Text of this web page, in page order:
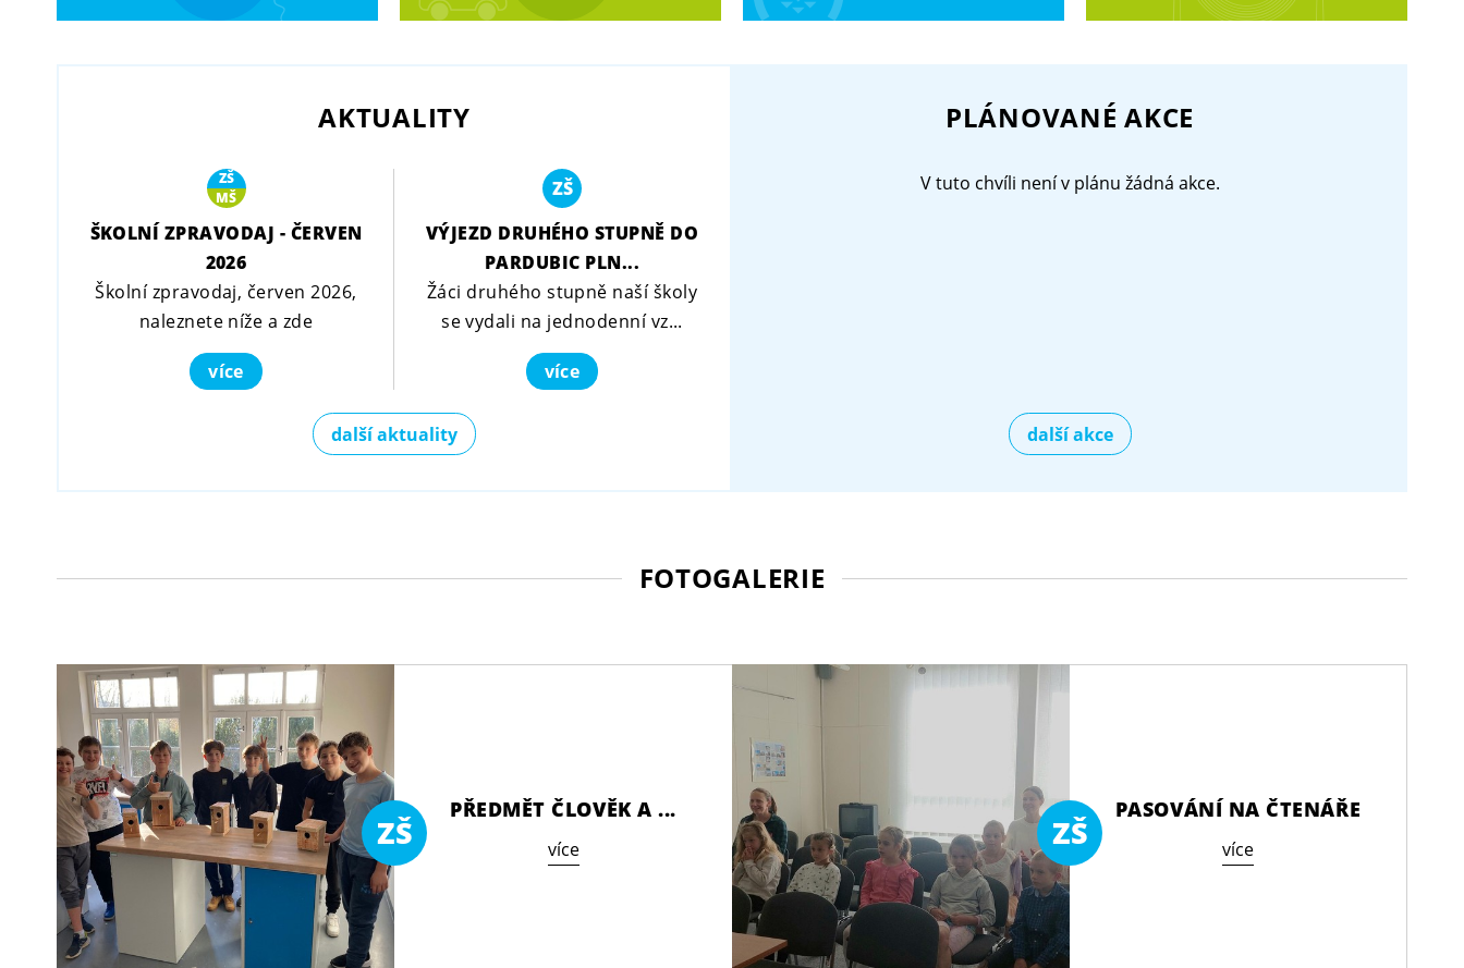
AKTUALITY
ZŠ
MŠ
ŠKOLNÍ ZPRAVODAJ - ČERVEN
2026
Školní zpravodaj, červen 2026,
naleznete níže a zde
více
ZŠ
VÝJEZD DRUHÉHO STUPNĚ DO
PARDUBIC PLN...
Žáci druhého stupně naší školy
se vydali na jednodenní vz...
více
další aktuality
PLÁNOVANÉ AKCE
V tuto chvíli není v plánu žádná akce.
další akce
FOTOGALERIE
PŘEDMĚT ČLOVĚK A ...
více
ZŠ
PASOVÁNÍ NA ČTENÁŘE
více
ZŠ